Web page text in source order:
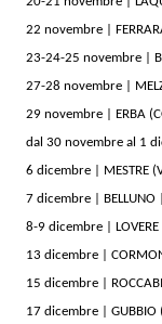
22 novembre |
23-24-25 novembre |
27-28 novembre |
29 novembre | ERBA
dal 30 novembre al 1
6 dicembre | MESTRE
7 dicembre |
8-9 dicembre |
13 dicembre |
15 dicembre |
17 dicembre | GUBBIO